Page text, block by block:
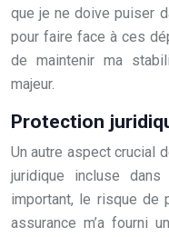
que je ne doive puiser
pour faire face à ces
de maintenir ma
majeur.
Protection
Un autre aspect crucial
juridique incluse
important, le risque de
assurance m’a fourni